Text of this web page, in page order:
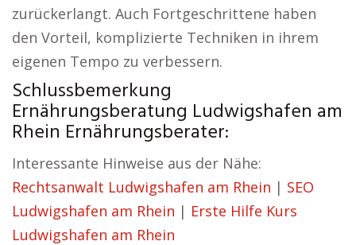
zurückerlangt. Auch Fortgeschrittene haben
den Vorteil, komplizierte Techniken in ihrem
eigenen Tempo zu verbessern.
Schlussbemerkung
Ernährungsberatung Ludwigshafen am
Rhein Ernährungsberater:
Interessante Hinweise aus der Nähe:
Rechtsanwalt Ludwigshafen am Rhein | SEO
Ludwigshafen am Rhein | Erste Hilfe Kurs
Ludwigshafen am Rhein